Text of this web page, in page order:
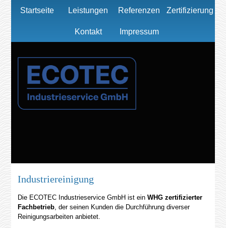
Startseite Leistungen Referenzen Zertifizierung
Kontakt Impressum
Industriereinigung
Die ECOTEC Industrieservice GmbH ist ein WHG zertifizierter
Fachbetrieb, der seinen Kunden die Durchführung diverser
Reinigungsarbeiten anbietet.